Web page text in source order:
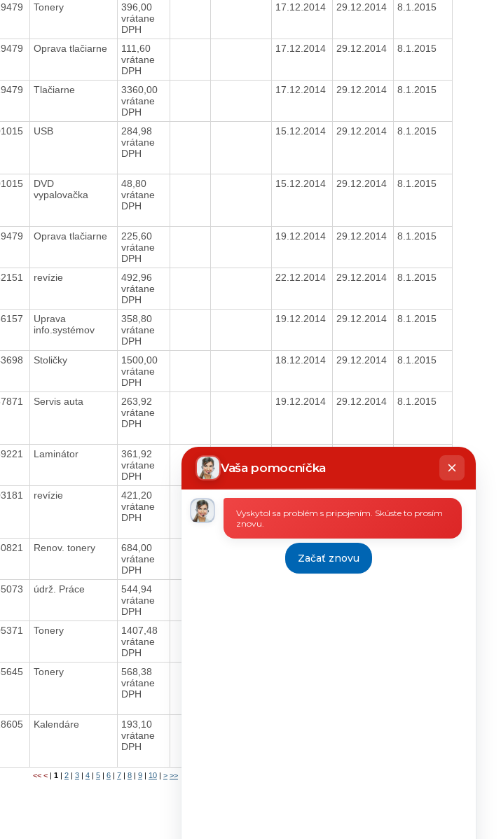
Tonery
396,00
vrátane
DPH
17.12.2014 29.12.2014 8.1.2015
Oprava tlačiarne
111,60
vrátane
DPH
17.12.2014 29.12.2014 8.1.2015
Tlačiarne
3360,00
vrátane
DPH
17.12.2014 29.12.2014 8.1.2015
USB
284,98
vrátane
DPH
15.12.2014 29.12.2014 8.1.2015
DVD
vypalovačka
48,80
vrátane
DPH
15.12.2014 29.12.2014 8.1.2015
Oprava tlačiarne
225,60
vrátane
DPH
19.12.2014 29.12.2014 8.1.2015
revízie
492,96
vrátane
DPH
22.12.2014 29.12.2014 8.1.2015
Uprava
info.systémov
358,80
vrátane
DPH
19.12.2014 29.12.2014 8.1.2015
Stoličky
1500,00
vrátane
DPH
18.12.2014 29.12.2014 8.1.2015
Servis auta
263,92
vrátane
DPH
19.12.2014 29.12.2014 8.1.2015
Laminátor
361,92
vrátane
DPH
revízie
421,20
vrátane
DPH
Renov. tonery
684,00
vrátane
DPH
22.12.2014 29.12.2014
údrž. Práce
544,94
vrátane
DPH
Tonery
1407,48
vrátane
DPH
Tonery
568,38
vrátane
DPH
Kalendáre
193,10
vrátane
DPH
<< <| 1| 2| 3| 4| 5| 6| 7| 8| 9| 10| > >>
Vaša pomocníčka
Chatbot
píše
Vyskytol sa problém s pripojením. Skúste to prosím
znovu.
Začať znovu